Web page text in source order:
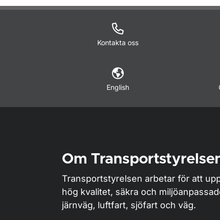
Kontakta oss
English
Om
Transportstyrelsen arbetar för att
hög kvalitet, säkra och
järnväg, luftfart, sjöfart och väg.